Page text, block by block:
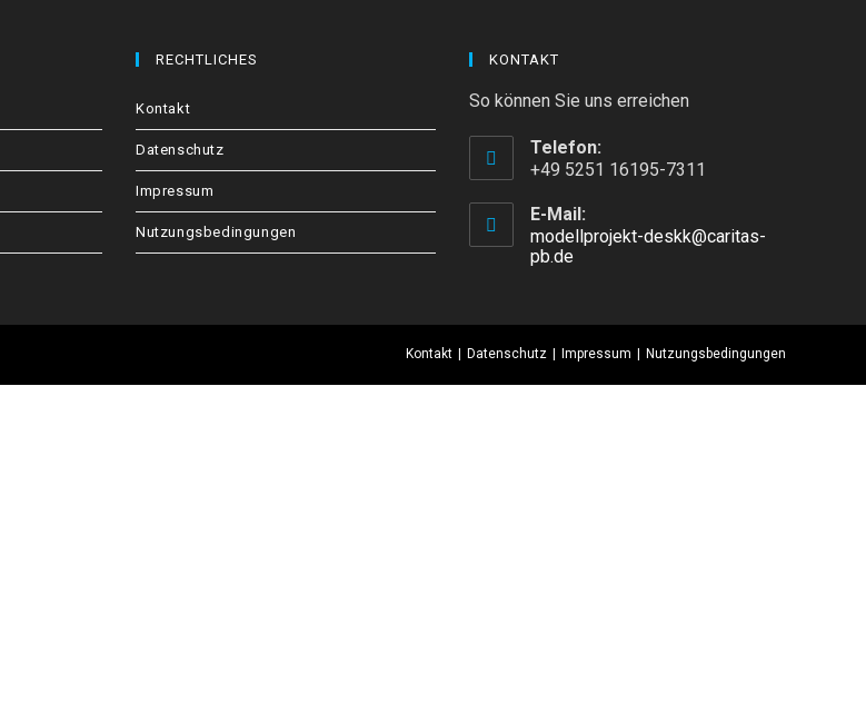
RECHTLICHES
Kontakt
Datenschutz
Impressum
Nutzungsbedingungen
KONTAKT
So können Sie uns erreichen
Telefon:
+49 5251 16195-7311
E-Mail:
modellprojekt-deskk@caritas-
pb.de
Kontakt Datenschutz Impressum Nutzungsbedingungen